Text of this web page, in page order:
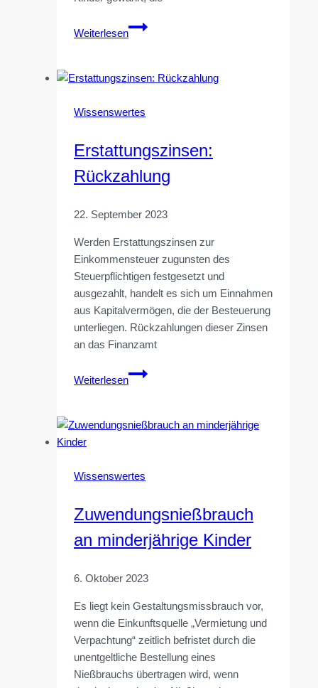
Weiterlesen
Ausbildungsfreibetrag,
Erhöhung
2023
Wissenswertes
Erstattungszinsen:
Rückzahlung
22. September 2023
Werden Erstattungszinsen zur
Einkommensteuer zugunsten des
Steuerpflichtigen festgesetzt und
ausgezahlt, handelt es sich um Einnahmen
aus Kapitalvermögen, die der Besteuerung
unterliegen. Rückzahlungen dieser Zinsen
an das Finanzamt
Weiterlesen
Erstattungszinsen:
Rückzahlung
Wissenswertes
Zuwendungsnießbrauch
an minderjährige Kinder
6. Oktober 2023
Es liegt kein Gestaltungsmissbrauch vor,
wenn die Einkunftsquelle „Vermietung und
Verpachtung“ zeitlich befristet durch die
unentgeltliche Bestellung eines
Nießbrauchs übertragen wird, wenn